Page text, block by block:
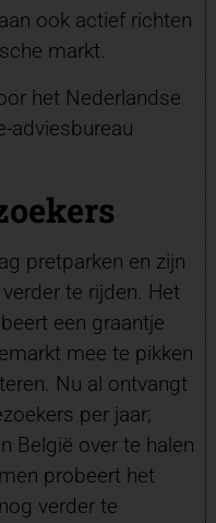
ook actief richten
markt.
het Nederlandse
adviesbureau
pretparken en zijn
te rijden. Het
een graantje
mee te pikken
Nu al ontvangt
per jaar;
België over te halen
probeert het
verder te